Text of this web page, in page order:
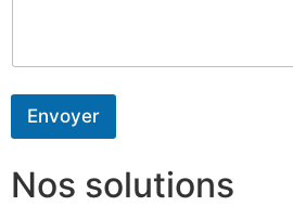
Envoyer
Nos solutions